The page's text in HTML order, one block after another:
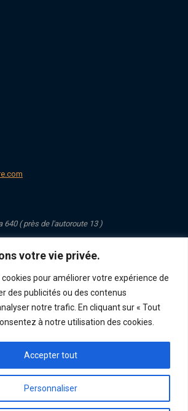
votre vie privée.
pour améliorer votre expérience de
des publicités ou des contenus
notre trafic. En cliquant sur « Tout
à notre utilisation des cookies.
Personnaliser
Accepter tout
640 ( près de l'autoroute 13 )
CONFIDENTIALITÉ